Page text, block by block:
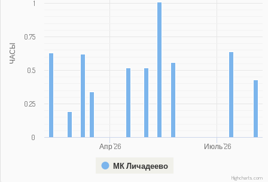
ЧАСЫ
Июль '26
Апр '26
0
0.25
0.5
0.75
1
МК Личадеево
Highcharts.com